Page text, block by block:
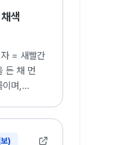
색
= 새빨간
든 채 먼
며,
)